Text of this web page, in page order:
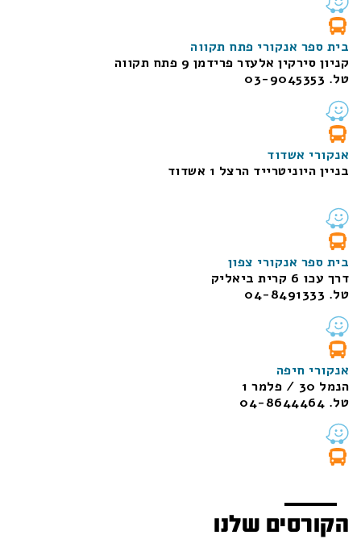
בית ספר אנקורי פתח תקווה
קניון סירקין אלעזר פרידמן 9 פתח תקווה
טל. 03-9045353
אנקורי אשדוד
בניין היוניטרייד הרצל 1 אשדוד
בית ספר אנקורי צפון
דרך עכו 6 קרית ביאליק
טל. 04-8491333
אנקורי חיפה
הנמל 30 / פלמר 1
טל. 04-8644464
הקורסים שלנו